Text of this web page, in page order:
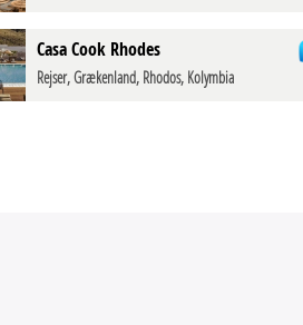
Casa Cook Rhodes
Rejser, Grækenland, Rhodos, Kolymbia